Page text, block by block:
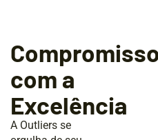
com a
Excelência
A Outliers se